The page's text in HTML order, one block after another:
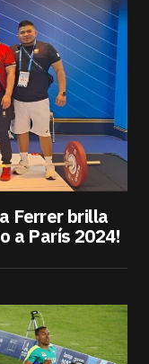
Ferrer brilla
a París 2024!